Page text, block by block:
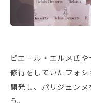
ピエール・エルメ氏
修行をしていたフォ
開発し、パリジェン